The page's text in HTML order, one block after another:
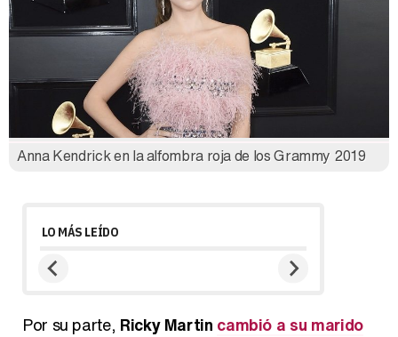
Anna Kendrick en la alfombra roja de los Grammy 2019
LO MÁS LEÍDO
Por su parte, Ricky Martin cambió a su marido